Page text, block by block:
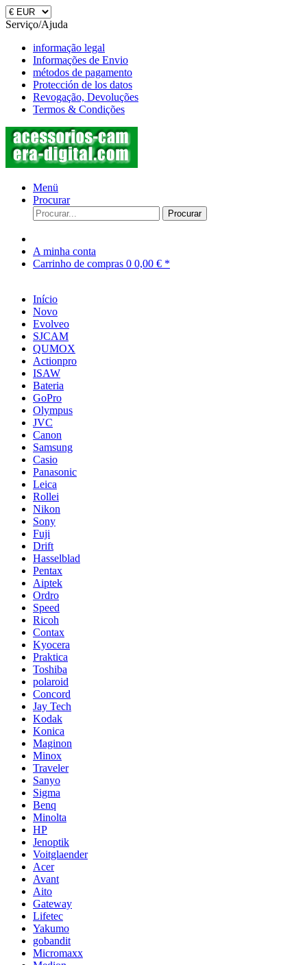
Serviço/Ajuda
informação legal
Informações de Envio
métodos de pagamento
Protección de los datos
Revogação, Devoluções
Termos & Condições
Menü
Procurar
Procurar
A minha conta
Carrinho de compras 0 0,00 € *
Início
Novo
Evolveo
SJCAM
QUMOX
Actionpro
ISAW
Bateria
GoPro
Olympus
JVC
Canon
Samsung
Casio
Panasonic
Leica
Rollei
Nikon
Sony
Fuji
Drift
Hasselblad
Pentax
Aiptek
Ordro
Speed
Ricoh
Contax
Kyocera
Praktica
Toshiba
polaroid
Concord
Jay Tech
Kodak
Konica
Maginon
Minox
Traveler
Sanyo
Sigma
Benq
Minolta
HP
Jenoptik
Voitglaender
Acer
Avant
Aito
Gateway
Lifetec
Yakumo
gobandit
Micromaxx